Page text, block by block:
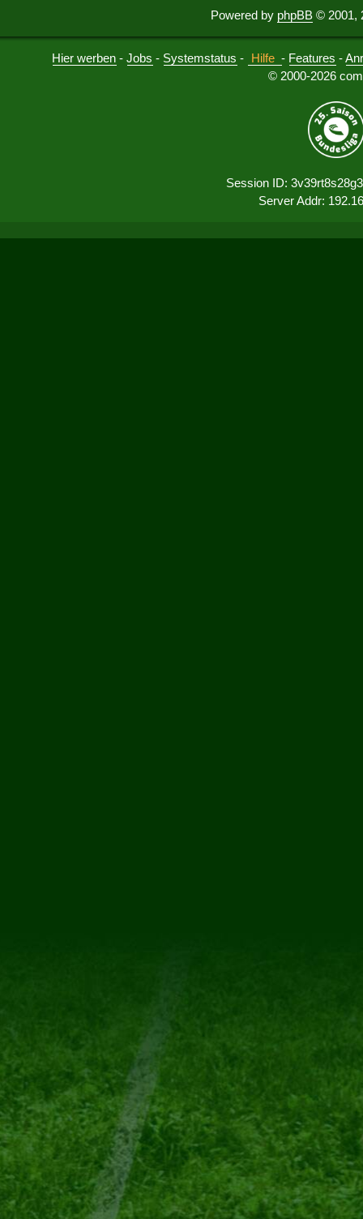
Powered by phpBB © 2001,
Hier werben -Jobs - Systemstatus - Hilfe - Features -
© 2000-2026
Session ID:
Server Addr: